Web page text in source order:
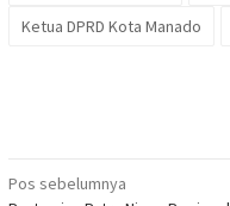
Ketua DPRD Kota Manado
Navigasi
Pos sebelumnya